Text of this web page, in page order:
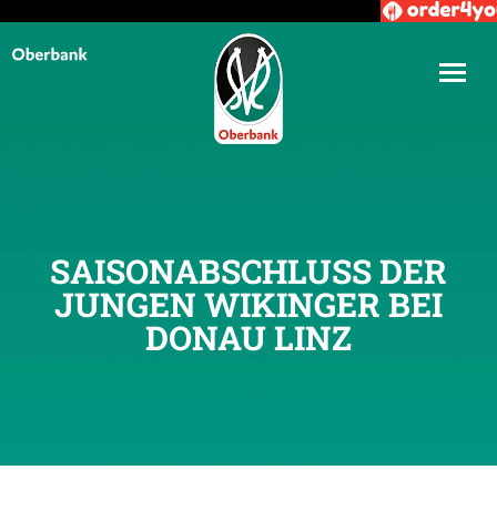
SAISONABSCHLUSS DER
JUNGEN WIKINGER BEI
DONAU LINZ